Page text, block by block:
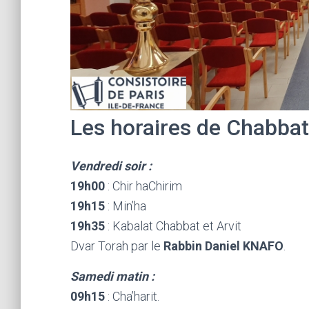
Les horaires de
Vendredi soir :
19h00 : Chir haChirim
19h15 : Min’ha
19h35 : Kabalat Chabbat et Arvit
Dvar Torah par le Rabbin Daniel KNAFO
Samedi matin :
09h15 : Cha’harit.